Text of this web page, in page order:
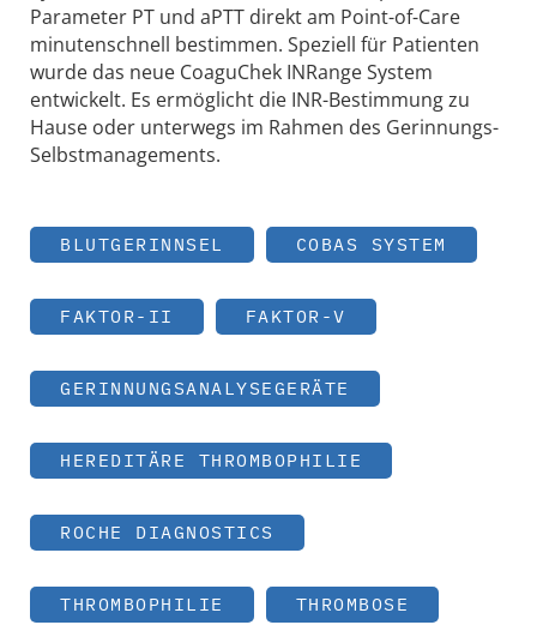
Parameter PT und aPTT direkt am Point-of-Care
minutenschnell bestimmen. Speziell für Patienten
wurde das neue CoaguChek INRange System
entwickelt. Es ermöglicht die INR-Bestimmung zu
Hause oder unterwegs im Rahmen des Gerinnungs-
Selbstmanagements.
BLUTGERINNSEL COBAS SYSTEM
FAKTOR-II FAKTOR-V
GERINNUNGSANALYSEGERÄTE
HEREDITÄRE THROMBOPHILIE
ROCHE DIAGNOSTICS
THROMBOPHILIE THROMBOSE